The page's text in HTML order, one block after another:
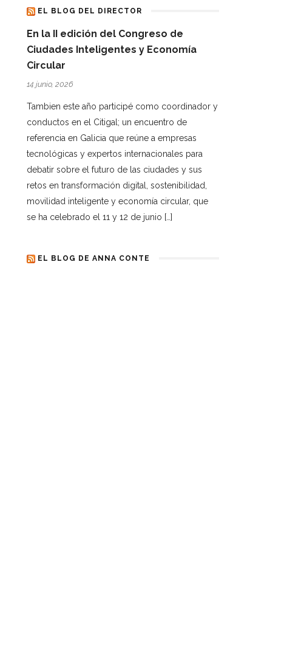
EL BLOG DEL DIRECTOR
En la II edición del Congreso de
Ciudades Inteligentes y Economía
Circular
14 junio, 2026
Tambien este año participé como coordinador y
conductos en el Citigal; un encuentro de
referencia en Galicia que reúne a empresas
tecnológicas y expertos internacionales para
debatir sobre el futuro de las ciudades y sus
retos en transformación digital, sostenibilidad,
movilidad inteligente y economía circular, que
se ha celebrado el 11 y 12 de junio […]
EL BLOG DE ANNA CONTE